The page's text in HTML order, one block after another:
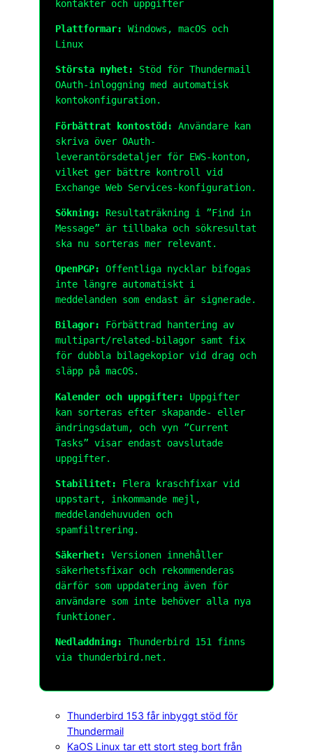
kontakter och uppgifter
Plattformar:
Windows, macOS och
Linux
Största nyhet:
Stöd för Thundermail
OAuth-inloggning med automatisk
kontokonfiguration.
Förbättrat kontostöd:
Användare kan
skriva över OAuth-
leverantörsdetaljer för EWS-konton,
vilket ger bättre kontroll vid
Exchange Web Services-konfiguration.
Sökning:
Resultaträkning i ”Find in
Message” är tillbaka och sökresultat
ska nu sorteras mer relevant.
OpenPGP:
Offentliga nycklar bifogas
inte längre automatiskt i
meddelanden som endast är signerade.
Bilagor:
Förbättrad hantering av
multipart/related-bilagor samt fix
för dubbla bilagekopior vid drag och
släpp på macOS.
Kalender och uppgifter:
Uppgifter
kan sorteras efter skapande- eller
ändringsdatum, och vyn ”Current
Tasks” visar endast oavslutade
uppgifter.
Stabilitet:
Flera kraschfixar vid
uppstart, inkommande mejl,
meddelandehuvuden och
spamfiltrering.
Säkerhet:
Versionen innehåller
säkerhetsfixar och rekommenderas
därför som uppdatering även för
användare som inte behöver alla nya
funktioner.
Nedladdning:
Thunderbird 151 finns
via thunderbird.net.
Thunderbird 153 får inbyggt stöd för
Thundermail
KaOS Linux tar ett stort steg bort från